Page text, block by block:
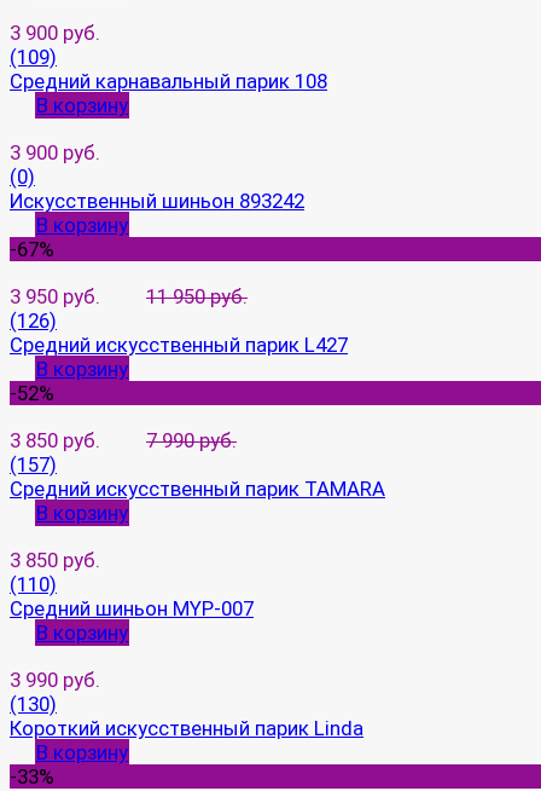
3 900 руб.
(109)
Средний карнавальный парик 108
В корзину
3 900 руб.
(0)
Искусственный шиньон 893242
В корзину
-67%
3 950 руб.
11 950 руб.
(126)
Средний искусственный парик L427
В корзину
-52%
3 850 руб.
7 990 руб.
(157)
Средний искусственный парик TAMARA
В корзину
3 850 руб.
(110)
Средний шиньон MYP-007
В корзину
3 990 руб.
(130)
Короткий искусственный парик Linda
В корзину
-33%